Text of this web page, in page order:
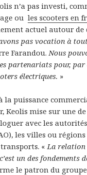
n’a pas investi,
oules scooters en
actuel autour de
pas vocation à
Farandou. Nous
partenariats pour, par
électriques. »
la puissance
Keolis mise sur une de
avec les autorités
les villes ou
« La relation
un des fondements
le patron du